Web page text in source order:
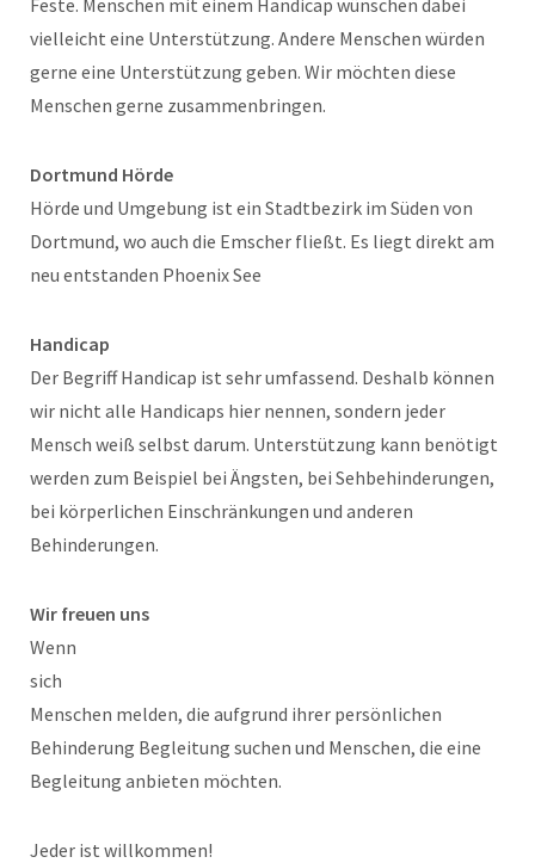
vielleicht eine Unterstützung. Andere Menschen würden
gerne eine Unterstützung geben. Wir möchten diese
Menschen gerne zusammenbringen.
Dortmund Hörde
Hörde und Umgebung ist ein Stadtbezirk im Süden von
Dortmund, wo auch die Emscher fließt. Es liegt direkt am
neu entstanden Phoenix See
Handicap
Der Begriff Handicap ist sehr umfassend. Deshalb können
wir nicht alle Handicaps hier nennen, sondern jeder
Mensch weiß selbst darum. Unterstützung kann benötigt
werden zum Beispiel bei Ängsten, bei Sehbehinderungen,
bei körperlichen Einschränkungen und anderen
Behinderungen.
Wir freuen uns
Wenn
sich
Menschen melden, die aufgrund ihrer persönlichen
Behinderung Begleitung suchen und Menschen, die eine
Begleitung anbieten möchten.
Jeder ist willkommen!